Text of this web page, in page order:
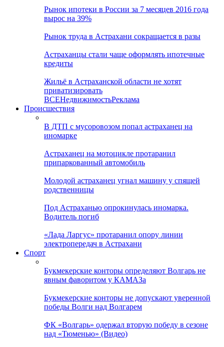
Рынок ипотеки в России за 7 месяцев 2016 года
вырос на 39%
Рынок труда в Астрахани сокращается в разы
Астраханцы стали чаще оформлять ипотечные
кредиты
Жильё в Астраханской области не хотят
приватизировать
ВСЕНедвижимостьРеклама
Происшествия
В ДТП с мусоровозом попал астраханец на
иномарке
Астраханец на мотоцикле протаранил
припаркованный автомобиль
Молодой астраханец угнал машину у спящей
родственницы
Под Астраханью опрокинулась иномарка.
Водитель погиб
«Лада Ларгус» протаранил опору линии
электропередач в Астрахани
Спорт
Букмекерские конторы определяют Волгарь не
явным фаворитом у КАМАЗа
Букмекерские конторы не допускают уверенной
победы Волги над Волгарем
ФК «Волгарь» одержал вторую победу в сезоне
над «Тюменью» (Видео)